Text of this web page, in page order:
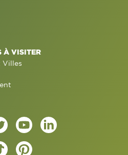
À VISITER
Villes